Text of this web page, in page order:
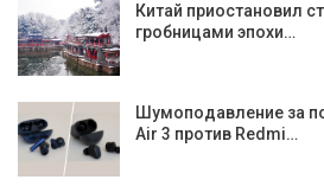
Китай приостановил
гробницами эпохи…
Шумоподавление за
Air 3 против Redmi…